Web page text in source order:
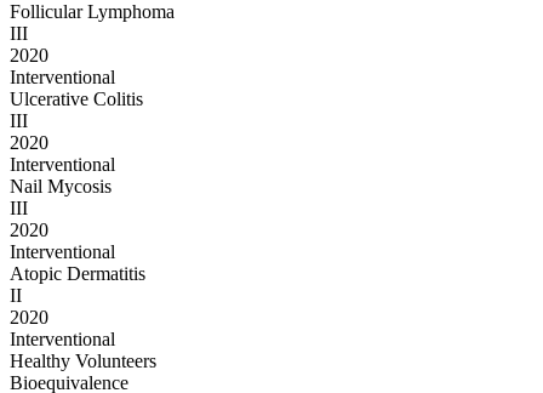
Follicular Lymphoma
III
2020
Interventional
Ulcerative Colitis
III
2020
Interventional
Nail Mycosis
III
2020
Interventional
Atopic Dermatitis
II
2020
Interventional
Healthy Volunteers
Bioequivalence